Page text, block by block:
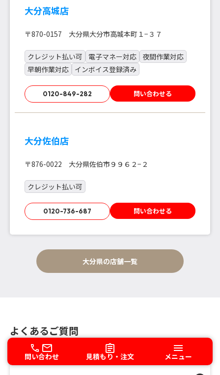
大分高城店
〒870-0157 大分県大分市高城本町１−３７
クレジット払い可 電子マネー対応
夜間作業対応
早朝作業対応
インボイス登録済み
0120-849-282 問い合わせる
大分佐伯店
〒876-0022 大分県佐伯市９９６２−２
クレジット払い可
0120-736-687 問い合わせる
大分県の店舗一覧
よくあるご質問
問い合わせ 見積もり・注文 メニュー